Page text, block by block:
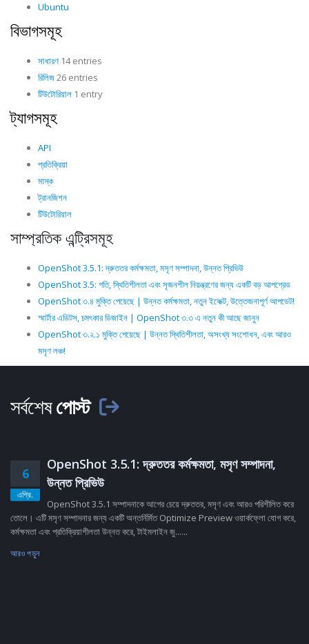
Ubuntu
বিভাগসমূহ
সাধারণ 14 entries
রিলিজ26 entries
টিউটোরিয়াল 1 entry
ট্যাগসমূহ
API
প্রতিক্রিয়া
মাস্ক
ট্রানজিশন
টিউটোরিয়াল
সাম্প্রতিক এন্ট্রিসমূহ
OpenShot 3.5.1: দ্রুততর কর্মক্ষমতা, মসৃণ সম্পাদনা, উন্নত প্রিভিউ
OpenShot 3.5: গতি, স্থিতিশীলতা এবং সৃজনশীল নিয়ন্ত্রণের জন্য একটি বড় আপগ্রেড
OpenShot ৩.৪ মুক্তি পেয়েছে | উন্নত কর্মক্ষমতা, নতুন ইফেক্ট, উত্তেজনাপূর্ণ আপডেট!
স্মার্টার এডিটস, চমৎকার ডিজাইন | OpenShot ৩.৩ এ নতুন কী আছে জানুন
OpenShot ৩.২.১ মুক্তি পেয়েছে | উন্নত স্থিতিশীলতা, অসংখ্য সংশোধন, এবং আরও
মসৃণ লঞ্চ!
সর্বশেষপোস্ট
6
এপ্রি.
OpenShot 3.5.1: দ্রুততর কর্মক্ষমতা, মসৃণ সম্পাদনা,
উন্নত প্রিভিউ
OpenShot 3.5.1 সম্পাদনাকে আগের চেয়ে দ্রুততর, মসৃণ এবং আরও পরিশীলিত করে
তোলে। এটি মসৃণ সম্পাদনার জন্য একটি অন্তর্নির্মিত Optimize Preview ওয়ার্কফ্লো যোগ করে,
কর্মক্ষমতা এবং প্রতিক্রিয়াশীলতা উন্নত করে, টাইমলাইন জু......
আরও পড়ুন